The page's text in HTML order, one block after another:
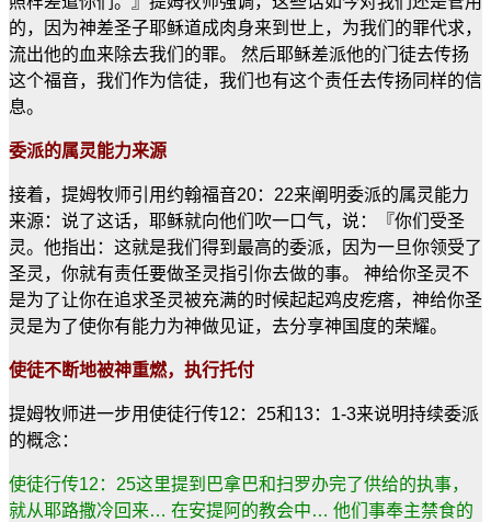
的，因为神差圣子耶稣道成肉身来到世上，为我们的罪代求，
流出他的血来除去我们的罪。 然后耶稣差派他的门徒去传扬
这个福音，我们作为信徒，我们也有这个责任去传扬同样的信
息。
委派的属灵能力来源
接着，提姆牧师引用约翰福音20：22来阐明委派的属灵能力
来源：说了这话，耶稣就向他们吹一口气，说：『你们受圣
灵。他指出：这就是我们得到最高的委派，因为一旦你领受了
圣灵，你就有责任要做圣灵指引你去做的事。 神给你圣灵不
是为了让你在追求圣灵被充满的时候起起鸡皮疙瘩，神给你圣
灵是为了使你有能力为神做见证，去分享神国度的荣耀。
使徒不断地被神重燃，执行托付
提姆牧师进一步用使徒行传12：25和13：1-3来说明持续委派
的概念：
使徒行传12：25这里提到巴拿巴和扫罗办完了供给的执事，
就从耶路撒冷回来… 在安提阿的教会中… 他们事奉主禁食的